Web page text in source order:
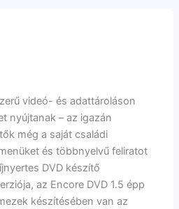
videó- és adattároláson
nyújtanak – az igazán
még a saját családi
és többnyelvű feliratot
DVD készítő
az Encore DVD 1.5 épp
készítésében van az